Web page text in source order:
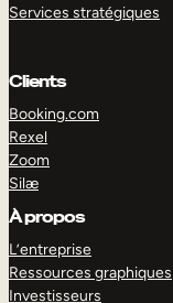
Services stratégiques
Clients
Booking.com
Rexel
Zoom
Silæ
À propos
L’entreprise
Ressources graphiques
Investisseurs